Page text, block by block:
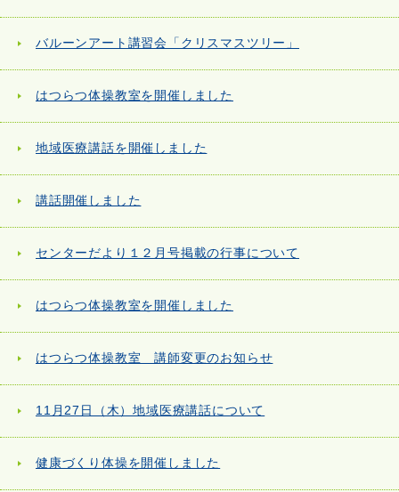
バルーンアート講習会「クリスマスツリー」
はつらつ体操教室を開催しました
地域医療講話を開催しました
講話開催しました
センターだより１２月号掲載の行事について
はつらつ体操教室を開催しました
はつらつ体操教室 講師変更のお知らせ
11月27日（木）地域医療講話について
健康づくり体操を開催しました